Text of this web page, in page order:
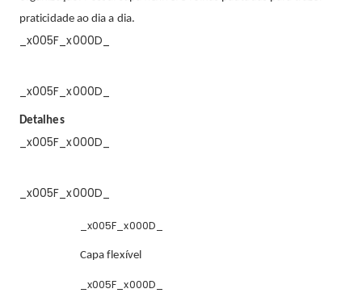
praticidade ao dia a dia.
_x005F_x000D_
_x005F_x000D_
Detalhes
_x005F_x000D_
_x005F_x000D_
_x005F_x000D_
Capa flexível
_x005F_x000D_